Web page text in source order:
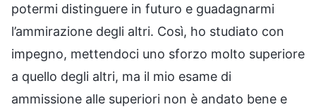
potermi distinguere in futuro e guadagnarmi
l’ammirazione degli altri. Così, ho studiato con
impegno, mettendoci uno sforzo molto superiore
a quello degli altri, ma il mio esame di
ammissione alle superiori non è andato bene e